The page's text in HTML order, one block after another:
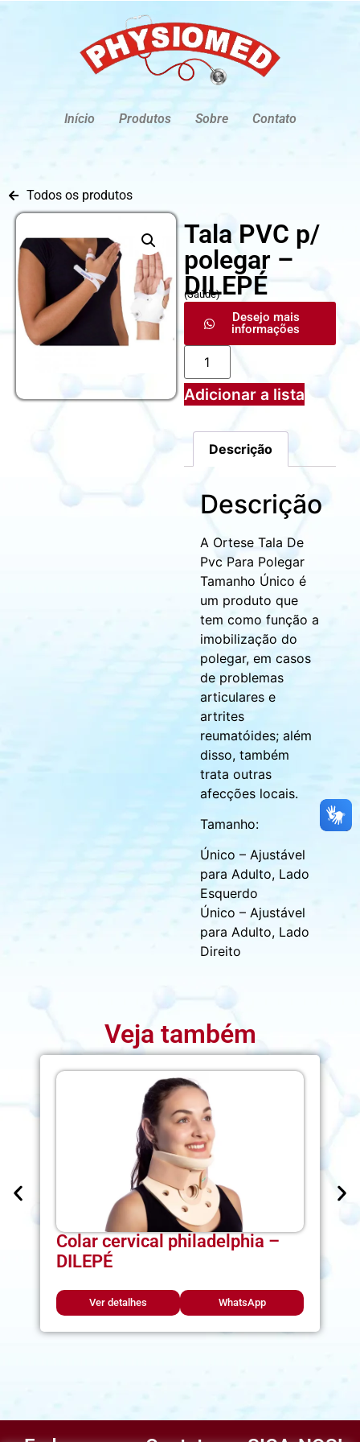
Início Produtos Sobre Contato
Todos os produtos
Tala PVC p/
polegar –
DILEPÉ
(Saúde)
Desejo mais
informações
Adicionar a lista
Descrição
Descrição
A Ortese Tala De
Pvc Para Polegar
Tamanho Único é
um produto que
tem como função a
imobilização do
polegar, em casos
de problemas
articulares e
artrites
reumatóides; além
disso, também
trata outras
afecções locais.
Tamanho:
Único – Ajustável
para Adulto, Lado
Esquerdo
Único – Ajustável
para Adulto, Lado
Direito
Veja também
Colar cervical philadelphia –
DILEPÉ
Ver detalhes WhatsApp